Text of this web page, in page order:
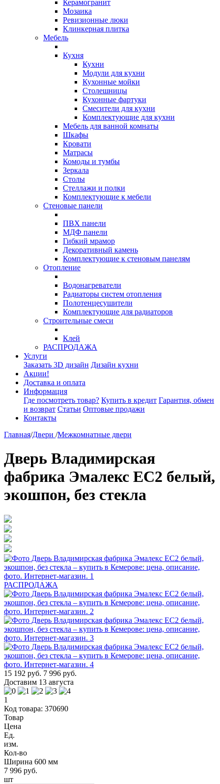
Керамогранит
Мозаика
Ревизионные люки
Клинкерная плитка
Мебель
Кухня
Кухни
Модули для кухни
Кухонные мойки
Столешницы
Кухонные фартуки
Смесители для кухни
Комплектующие для кухни
Мебель для ванной комнаты
Шкафы
Кровати
Матрасы
Комоды и тумбы
Зеркала
Столы
Стеллажи и полки
Комплектующие к мебели
Стеновые панели
ПВХ панели
МДФ панели
Гибкий мрамор
Декоративный камень
Комплектующие к стеновым панелям
Отопление
Водонагреватели
Радиаторы систем отопления
Полотенцесушители
Комплектующие для радиаторов
Строительные смеси
Клей
РАСПРОДАЖА
Услуги
Заказать 3D дизайн Дизайн кухни
Акции!
Доставка и оплата
Информация
Где посмотреть товар? Купить в кредит Гарантия, обмен
и возврат Статьи Оптовые продажи
Контакты
Главная/Двери /Межкомнатные двери
Дверь Владимирская
фабрика Эмалекс ЕС2 белый,
экошпон, без стекла
РАСПРОДАЖА
15 192 руб. 7 996 руб.
Доставим 13 августа
1
Код товара: 370690
Товар
Цена
Ед.
изм.
Кол-во
Ширина 600 мм
7 996 руб.
шт